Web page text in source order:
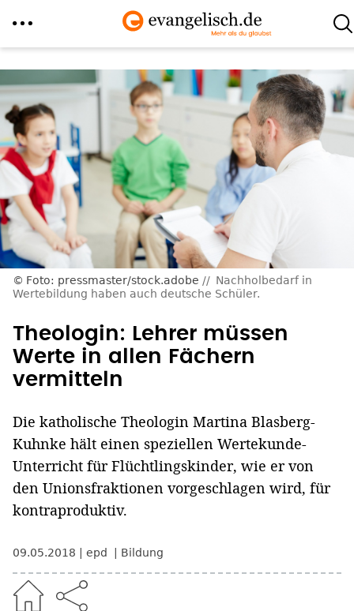
Inhalt
Foto: pressmaster/stock.adobe
Nachholbedarf in
Wertebildung haben auch deutsche Schüler.
Theologin: Lehrer müssen
Werte in allen Fächern
vermitteln
Die katholische Theologin Martina Blasberg-
Kuhnke hält einen speziellen Wertekunde-
Unterricht für Flüchtlingskinder, wie er von
den Unionsfraktionen vorgeschlagen wird, für
kontraproduktiv.
09.05.2018 epd Bildung